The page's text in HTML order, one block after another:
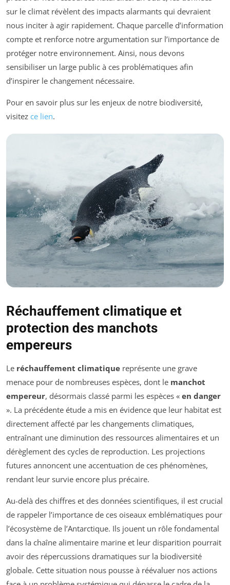
sur le climat révèlent des impacts alarmants qui devraient
nous inciter à agir rapidement. Chaque parcelle d’information
compte et renforce notre argumentation sur l’importance de
protéger notre environnement. Ainsi, nous devons
sensibiliser un large public à ces problématiques afin
d’inspirer le changement nécessaire.
Pour en savoir plus sur les enjeux de notre biodiversité,
visitez ce lien.
Réchauffement climatique et
protection des manchots
empereurs
Le réchauffement climatique représente une grave
menace pour de nombreuses espèces, dont le manchot
empereur, désormais classé parmi les espèces « en danger
». La précédente étude a mis en évidence que leur habitat est
directement affecté par les changements climatiques,
entraînant une diminution des ressources alimentaires et un
dérèglement des cycles de reproduction. Les projections
futures annoncent une accentuation de ces phénomènes,
rendant leur survie encore plus précaire.
Au-delà des chiffres et des données scientifiques, il est crucial
de rappeler l’importance de ces oiseaux emblématiques pour
l’écosystème de l’Antarctique. Ils jouent un rôle fondamental
dans la chaîne alimentaire marine et leur disparition pourrait
avoir des répercussions dramatiques sur la biodiversité
globale. Cette situation nous pousse à réévaluer nos actions